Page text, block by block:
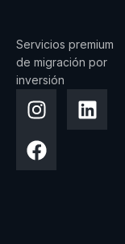
Servicios premium
de migración por
inversión